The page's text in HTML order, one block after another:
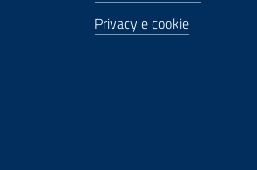
Privacy e cookie